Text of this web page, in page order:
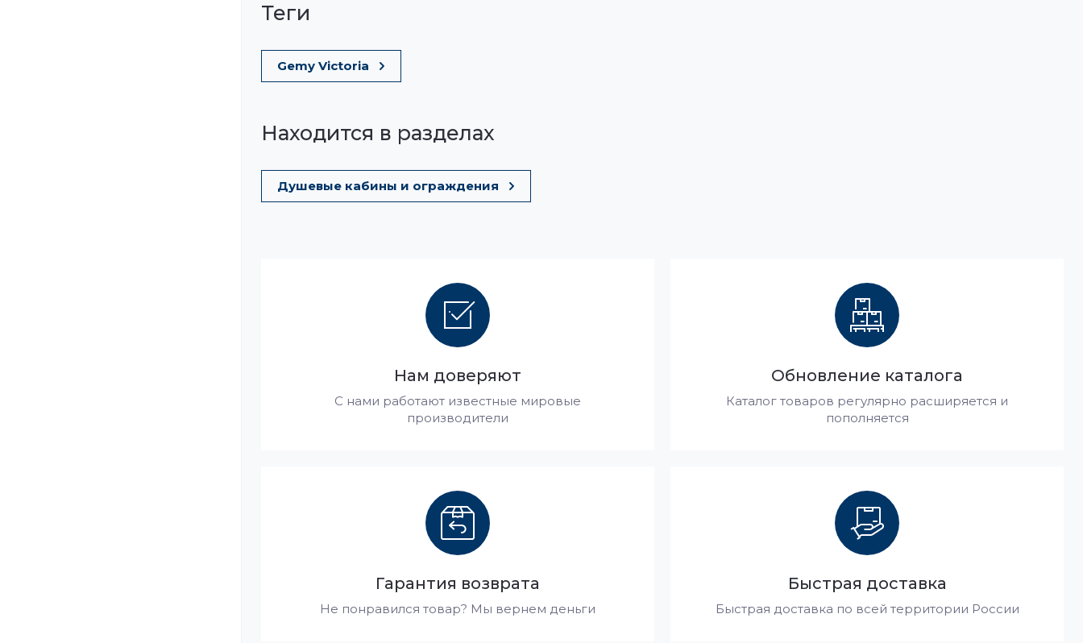
теги
Gemy Victoria
Находится в разделах
Душевые кабины и ограждения
Нам доверяют
С нами работают известные мировые
производители
Обновление каталога
Каталог товаров регулярно расширяется и
пополняется
Гарантия возврата
Не понравился товар? Мы вернем деньги
Быстрая доставка
Быстрая доставка по всей территории России